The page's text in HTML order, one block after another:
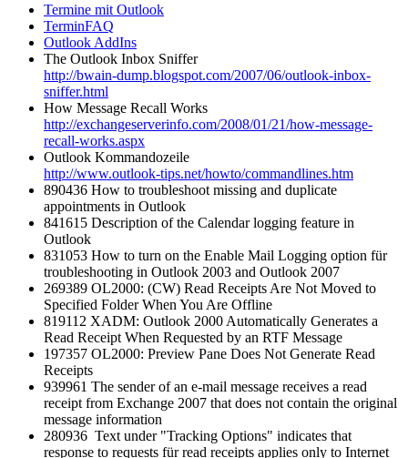
Termine mit Outlook
TerminFAQ
Outlook AddIns
The Outlook Inbox Sniffer
http://bwain-dump.blogspot.com/2007/06/outlook-inbox-
sniffer.html
How Message Recall Works
http://exchangeserverinfo.com/2008/01/21/how-message-
recall-works.aspx
Outlook Kommandozeile
http://www.outlook-tips.net/howto/commandlines.htm
890436 How to troubleshoot missing and duplicate
appointments in Outlook
841615 Description of the Calendar logging feature in
Outlook
831053 How to turn on the Enable Mail Logging option für
troubleshooting in Outlook 2003 and Outlook 2007
269389 OL2000: (CW) Read Receipts Are Not Moved to
Specified Folder When You Are Offline
819112 XADM: Outlook 2000 Automatically Generates a
Read Receipt When Requested by an RTF Message
197357 OL2000: Preview Pane Does Not Generate Read
Receipts
939961 The sender of an e-mail message receives a read
receipt from Exchange 2007 that does not contain the original
message information
280936 Text under "Tracking Options" indicates that
response to requests für read receipts applies only to Internet